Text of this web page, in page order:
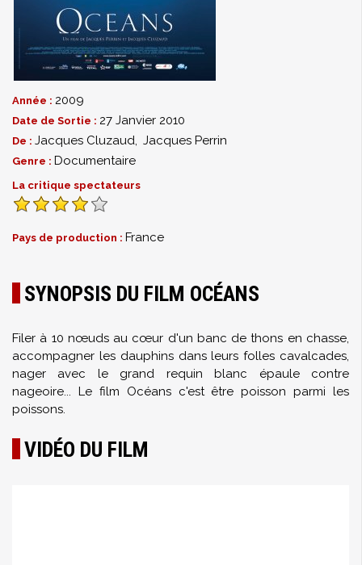
Année : 2009
Date de Sortie : 27 Janvier 2010
De : Jacques Cluzaud, Jacques Perrin
Genre : Documentaire
La critique spectateurs
Pays de production : France
SYNOPSIS DU FILM OCÉANS
Filer à 10 nœuds au cœur d'un banc de thons en chasse,
accompagner les dauphins dans leurs folles cavalcades,
nager avec le grand requin blanc épaule contre
nageoire... Le film Océans c'est être poisson parmi les
poissons.
VIDÉO DU FILM